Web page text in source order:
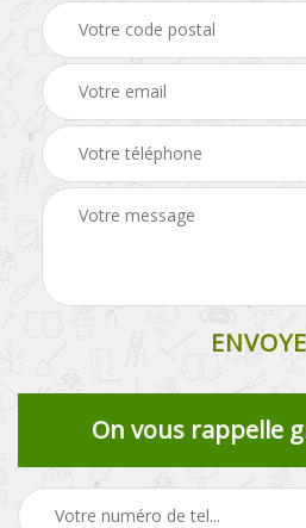
On vous rappelle